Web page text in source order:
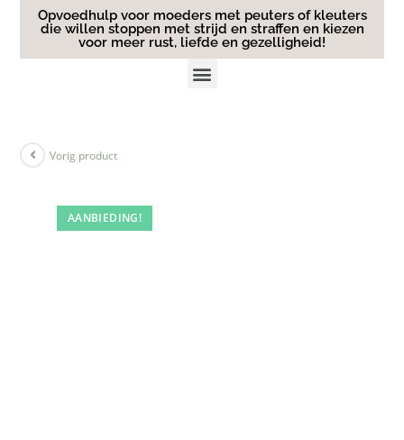
Opvoedhulp voor moeders met peuters of kleuters
die willen stoppen met strijd en straffen en kiezen
voor meer rust, liefde en gezelligheid!
AANBIEDING!
Vorig product